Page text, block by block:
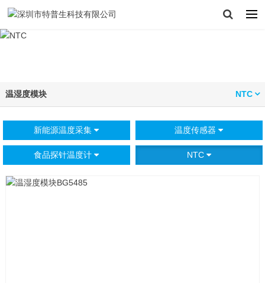
温湿度模块 NTC
新能源温度采集 温度传感器
食品探针温度计 NTC